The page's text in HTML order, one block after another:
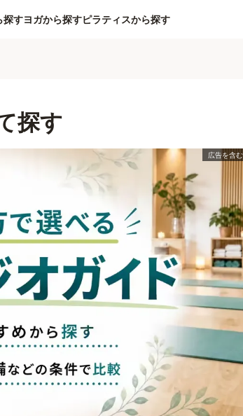
探すヨガから探すピラティスから探す
探す